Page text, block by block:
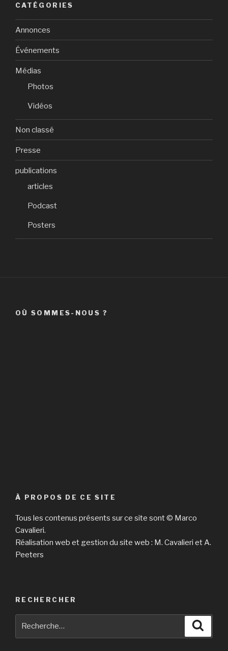
CATÉGORIES
Annonces
Événements
Médias
Photos
Vidéos
Non classé
Presse
publications
articles
Podcast
Posters
OÙ SOMMES-NOUS ?
À PROPOS DE CE SITE
Tous les contenus présents sur ce site sont © Marco
Cavalieri.
Réalisation web et gestion du site web : M. Cavalieri et A.
Peeters
RECHERCHER